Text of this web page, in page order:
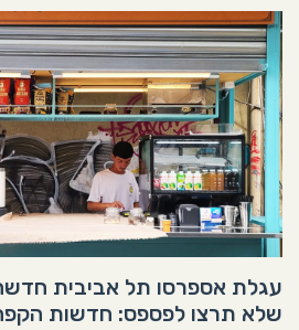
עגלת אספרסו תל אביבית
שלא תרצו לפספס: חדשות